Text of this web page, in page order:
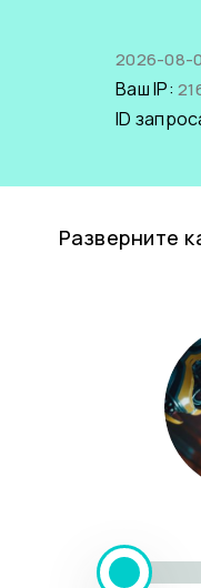
2026-08-
Ваш IP:
ID
Разверните